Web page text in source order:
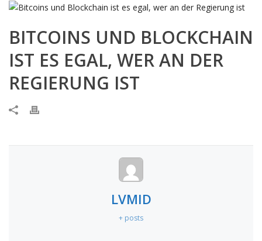
BITCOINS UND BLOCKCHAIN
IST ES EGAL, WER AN DER
REGIERUNG IST
LVMID
+ posts